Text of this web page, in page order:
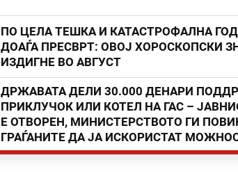
ПО ЦЕЛА ТЕШКА И КАТАСТРОФАЛНА
ДОАЃА ПРЕСВРТ: ОВОЈ ХОРОСКОПСКИ
ИЗДИГНЕ ВО АВГУСТ
ДРЖАВАТА ДЕЛИ 30.000 ДЕНАРИ
ПРИКЛУЧОК ИЛИ КОТЕЛ НА ГАС –
Е ОТВОРЕН, МИНИСТЕРСТВОТО ГИ
ГРАЃАНИТЕ ДА ЈА ИСКОРИСТАТ